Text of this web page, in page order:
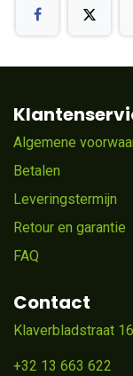
Algemene
Betalen
Leveringstermijn
Retour en garantie
FAQ
Contact
Klaverbladstraat
+32 13 663 622